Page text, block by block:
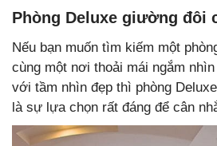
Phòng Deluxe giường đôi
Nếu bạn muốn tìm kiếm một
cùng một nơi thoải mái ngắm
với tầm nhìn đẹp thì phòng
là sự lựa chọn rất đáng để cân